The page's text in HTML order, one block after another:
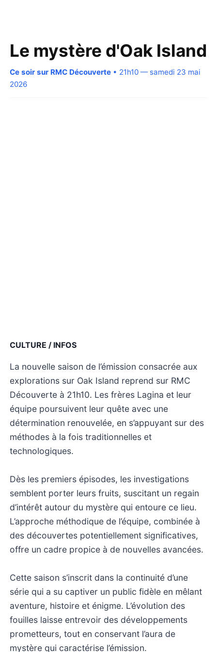
Le mystère d'Oak Island
Ce soir sur RMC Découverte • 21h10 — samedi 23 mai
2026
CULTURE / INFOS
La nouvelle saison de l’émission consacrée aux
explorations sur Oak Island reprend sur RMC
Découverte à 21h10. Les frères Lagina et leur
équipe poursuivent leur quête avec une
détermination renouvelée, en s’appuyant sur des
méthodes à la fois traditionnelles et
technologiques.
Dès les premiers épisodes, les investigations
semblent porter leurs fruits, suscitant un regain
d’intérêt autour du mystère qui entoure ce lieu.
L’approche méthodique de l’équipe, combinée à
des découvertes potentiellement significatives,
offre un cadre propice à de nouvelles avancées.
Cette saison s’inscrit dans la continuité d’une
série qui a su captiver un public fidèle en mêlant
aventure, histoire et énigme. L’évolution des
fouilles laisse entrevoir des développements
prometteurs, tout en conservant l’aura de
mystère qui caractérise l’émission.